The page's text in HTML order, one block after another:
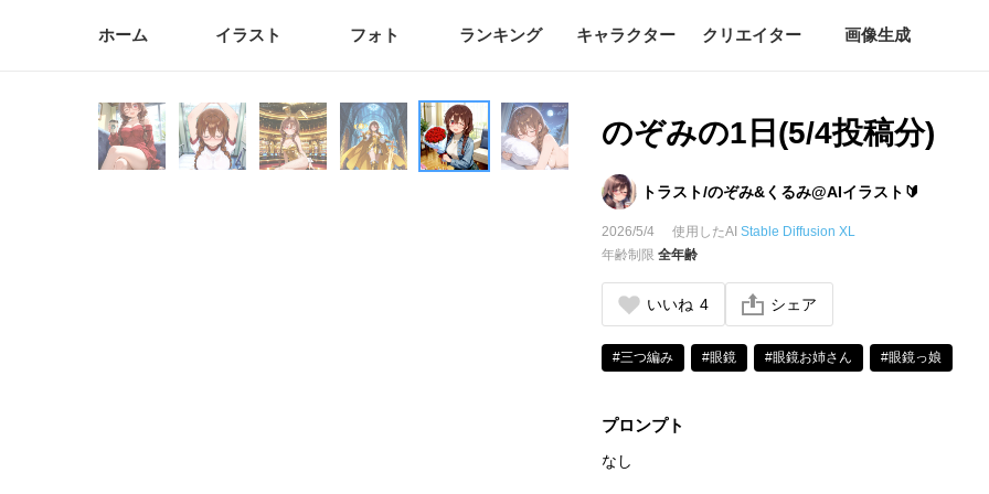
ホーム イラスト フォト ランキング キャラクター クリエイター 画像生成
のぞみの1日(5/4投稿分)
トラスト/のぞみ&くるみ@AIイラスト🔰
2026/5/4 使用したAIStable Diffusion XL
年齢制限全年齢
いいね 4 シェア
#三つ編み #眼鏡 #眼鏡お姉さん #眼鏡っ娘
プロンプト
なし